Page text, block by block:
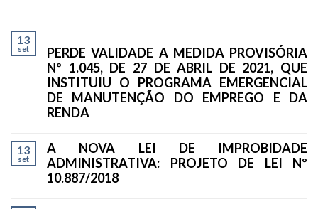
13
set
PERDE VALIDADE A MEDIDA PROVISÓRIA
Nº 1.045, DE 27 DE ABRIL DE 2021, QUE
INSTITUIU O PROGRAMA EMERGENCIAL
DE MANUTENÇÃO DO EMPREGO E DA
RENDA
13
set
A NOVA LEI DE IMPROBIDADE
ADMINISTRATIVA: PROJETO DE LEI Nº
10.887/2018